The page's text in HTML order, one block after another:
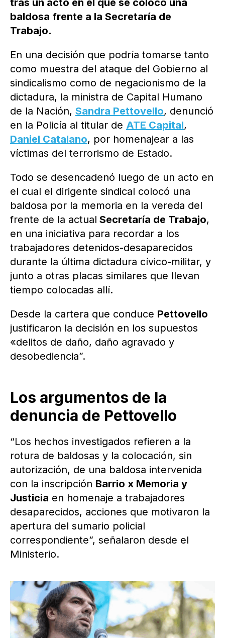
tras un acto en el que se colocó una
baldosa frente a la Secretaría de
Trabajo.
En una decisión que podría tomarse tanto
como muestra del ataque del Gobierno al
sindicalismo como de negacionismo de la
dictadura, la ministra de Capital Humano
de la Nación, Sandra Pettovello, denunció
en la Policía al titular de ATE Capital,
Daniel Catalano, por homenajear a las
víctimas del terrorismo de Estado.
Todo se desencadenó luego de un acto en
el cual el dirigente sindical colocó una
baldosa por la memoria en la vereda del
frente de la actual Secretaría de Trabajo,
en una iniciativa para recordar a los
trabajadores detenidos-desaparecidos
durante la última dictadura cívico-militar, y
junto a otras placas similares que llevan
tiempo colocadas allí.
Desde la cartera que conduce Pettovello
justificaron la decisión en los supuestos
«delitos de daño, daño agravado y
desobediencia”.
Los argumentos de la
denuncia de Pettovello
“Los hechos investigados refieren a la
rotura de baldosas y la colocación, sin
autorización, de una baldosa intervenida
con la inscripción Barrio x Memoria y
Justicia en homenaje a trabajadores
desaparecidos, acciones que motivaron la
apertura del sumario policial
correspondiente”, señalaron desde el
Ministerio.